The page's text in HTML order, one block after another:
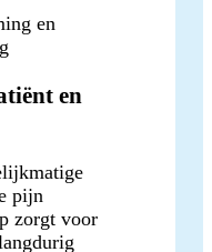
en
en
pijn
zorgt voor